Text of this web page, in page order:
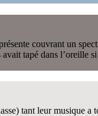
couvrant un
tapé dans l’oreille
tant leur musique